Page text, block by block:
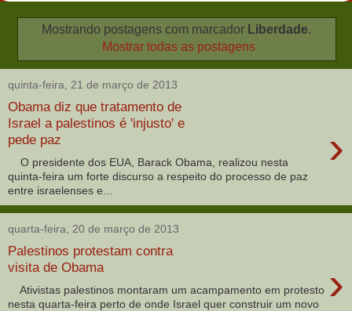
Mostrando postagens com marcador Liberdade.
Mostrar todas as postagens
quinta-feira, 21 de março de 2013
Obama diz que tratamento de
Israel a palestinos é 'injusto' e
pede paz
›
O presidente dos EUA, Barack Obama, realizou nesta
quinta-feira um forte discurso a respeito do processo de paz
entre israelenses e...
quarta-feira, 20 de março de 2013
Palestinos protestam contra
visita de Obama
›
Ativistas palestinos montaram um acampamento em protesto
nesta quarta-feira perto de onde Israel quer construir um novo